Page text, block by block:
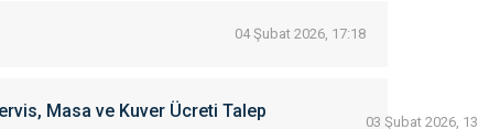
04 Şubat 2026, 17:18
Masa ve Kuver Ücreti Talep
03 Şubat 2026,